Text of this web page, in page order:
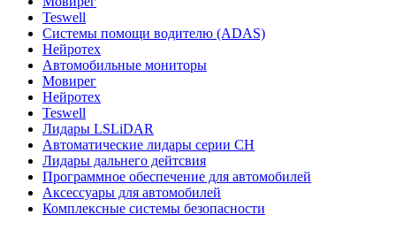
Teswell
Системы помощи водителю (ADAS)
Нейротех
Автомобильные мониторы
Мовирег
Нейротех
Teswell
Лидары LSLiDAR
Автоматические лидары серии CH
Лидары дальнего дейтсвия
Программное обеспечение для автомобилей
Аксессуары для автомобилей
Комплексные системы безопасности